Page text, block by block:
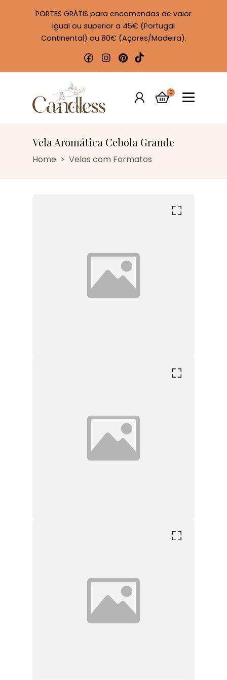
PORTES GRÁTIS para encomendas de valor
igual ou superior a 45€ (Portugal
Continental) ou 80€ (Açores/Madeira).
0
Vela Aromática Cebola Grande
Home Velas com Formatos